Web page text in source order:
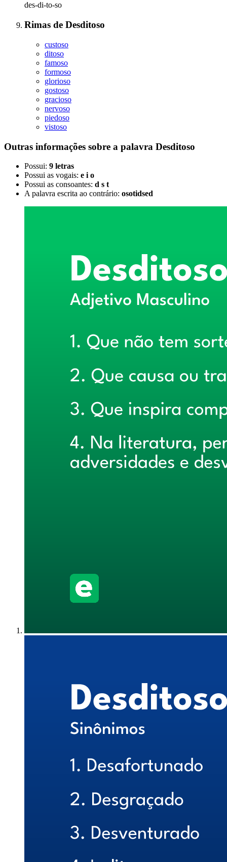
des-di-to-so
Rimas de Desditoso
custoso
ditoso
famoso
formoso
glorioso
gostoso
gracioso
nervoso
piedoso
vistoso
Outras informações sobre a palavra Desditoso
Possui: 9 letras
Possui as vogais: e i o
Possui as consoantes: d s t
A palavra escrita ao contrário: osotidsed